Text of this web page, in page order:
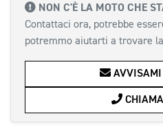
NON C'È LA MOTO CHE
Contattaci ora, potrebbe
potremmo aiutarti a trovare